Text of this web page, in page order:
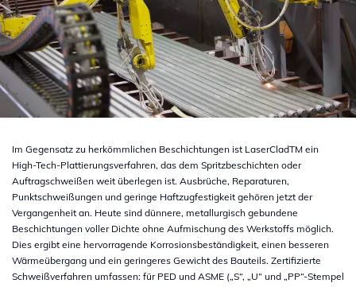
Im Gegensatz zu herkömmlichen Beschichtungen ist LaserCladTM ein
High-Tech-Plattierungsverfahren, das dem Spritzbeschichten oder
Auftragschweißen weit überlegen ist. Ausbrüche, Reparaturen,
Punktschweißungen und geringe Haftzugfestigkeit gehören jetzt der
Vergangenheit an. Heute sind dünnere, metallurgisch gebundene
Beschichtungen voller Dichte ohne Aufmischung des Werkstoffs möglich.
Dies ergibt eine hervorragende Korrosionsbeständigkeit, einen besseren
Wärmeübergang und ein geringeres Gewicht des Bauteils. Zertifizierte
Schweißverfahren umfassen: für PED und ASME („S“, „U“ und „PP“-Stempel